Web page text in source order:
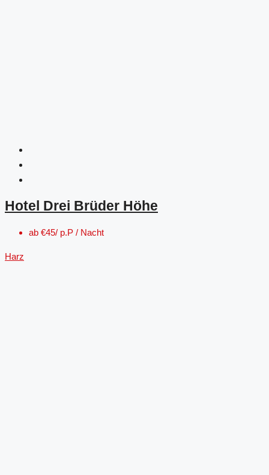
Hotel Drei Brüder Höhe
ab €45/ p.P / Nacht
Harz